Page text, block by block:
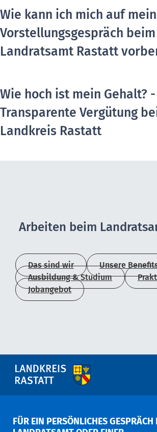
Wie kann ich mich auf mein
Vorstellungsgespräch beim
Landratsamt Rastatt
Wie hoch ist mein Gehalt? -
Transparente Vergütung
Landkreis Rastatt
Arbeiten beim
Das sind wir
Unsere
Ausbildung & Studium
Jobangebot
FÜR EIN PERSÖNLICHES GESPRÄCH